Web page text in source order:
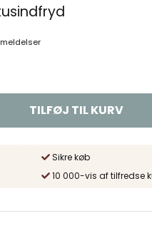
TILFØJ TIL KURV
Sikre køb
10 000-vis af tilfredse